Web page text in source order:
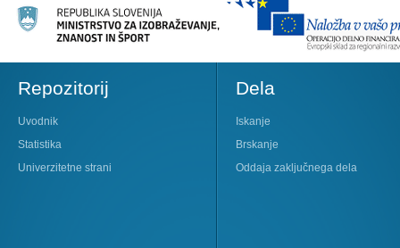
Repozitorij
Uvodnik
Statistika
Univerzitetne strani
Dela
Iskanje
Brskanje
Oddaja zaključnega dela